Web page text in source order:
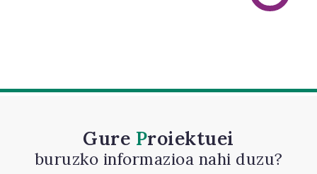
Gure Proiektuei
buruzko informazioa nahi duzu?